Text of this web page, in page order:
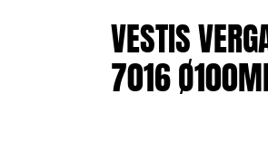
VESTIS
7016